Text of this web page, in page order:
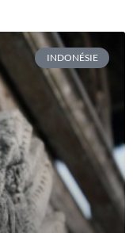
INDONÉSIE